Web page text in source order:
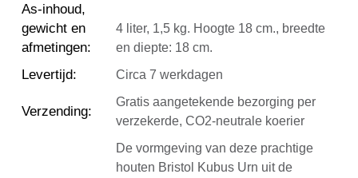
As-inhoud,
gewicht en
afmetingen:
4 liter, 1,5 kg. Hoogte 18 cm., breedte
en diepte: 18 cm.
Levertijd: Circa 7 werkdagen
Verzending:
Gratis aangetekende bezorging per
verzekerde, CO2-neutrale koerier
De vormgeving van deze prachtige
houten Bristol Kubus Urn uit de